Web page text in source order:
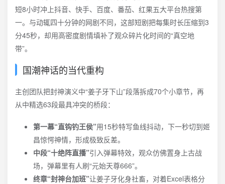
短8小时冲上抖音、快手、百度、番茄、红果五大平台热搜第
一。与动辄四十分钟的网剧不同，这部短剧把每集时长压缩到3
分45秒，却用高密度剧情填补了观众碎片化时间的“真空地
带”。
国潮神话的当代重构
主创团队把封神演义中“姜子牙下山”段落拆成70个小章节，再
从中精选63段最具冲突的桥段：
第一幕“直钩钓王侯”用15秒特写鱼线抖动，下一秒切到姬
昌惊愕神情，形成极致反差。
中段“十绝阵直播”引入弹幕特效，观众仿佛置身上古战
场，弹幕里有人刷“元始天尊666”。
终章“封神台加班”让姜子牙化身社畜，对着Excel表格分